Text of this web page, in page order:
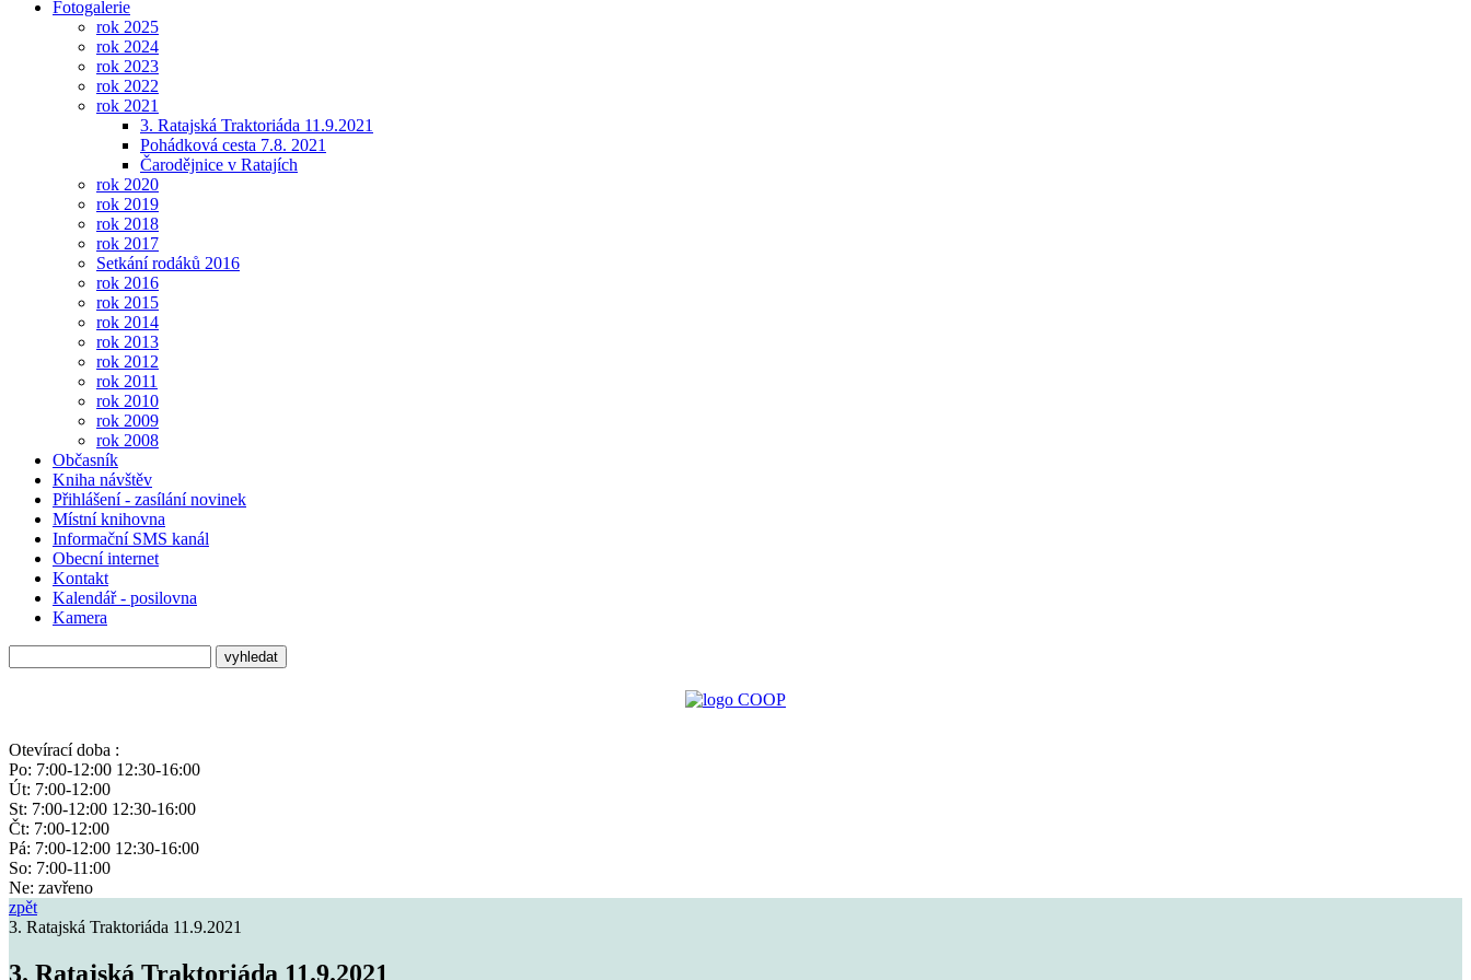
Fotogalerie
rok 2025
rok 2024
rok 2023
rok 2022
rok 2021
3. Ratajská Traktoriáda 11.9.2021
Pohádková cesta 7.8. 2021
Čarodějnice v Ratajích
rok 2020
rok 2019
rok 2018
rok 2017
Setkání rodáků 2016
rok 2016
rok 2015
rok 2014
rok 2013
rok 2012
rok 2011
rok 2010
rok 2009
rok 2008
Občasník
Kniha návštěv
Přihlášení - zasílání novinek
Místní knihovna
Informační SMS kanál
Obecní internet
Kontakt
Kalendář - posilovna
Kamera
Otevírací doba :
Po: 7:00-12:00 12:30-16:00
Út: 7:00-12:00
St: 7:00-12:00 12:30-16:00
Čt: 7:00-12:00
Pá: 7:00-12:00 12:30-16:00
So: 7:00-11:00
Ne: zavřeno
zpět
3. Ratajská Traktoriáda 11.9.2021
3. Ratajská Traktoriáda 11.9.2021